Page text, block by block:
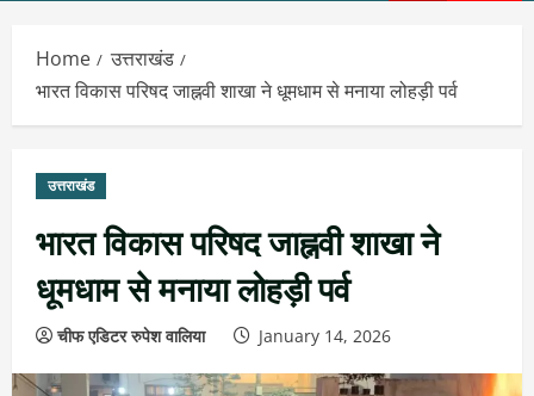
Home
उत्तराखंड
भारत विकास परिषद जाह्नवी शाखा ने धूमधाम से मनाया लोहड़ी पर्व
उत्तराखंड
भारत विकास परिषद जाह्नवी शाखा ने
धूमधाम से मनाया लोहड़ी पर्व
चीफ एडिटर रुपेश वालिया January 14, 2026